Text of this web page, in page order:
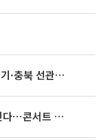
등 추가 압수수색
빅뱅, 20주년 기념 '새 뱅봉' 선보인다⋯콘서트 앞두고 팝업 개최